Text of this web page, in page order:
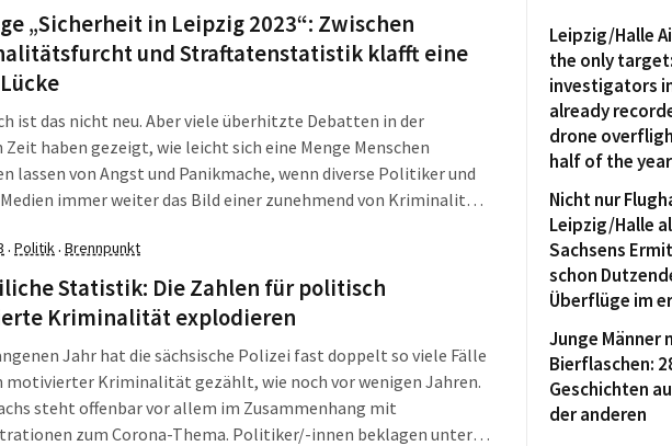
[…]
„Sicherheit in Leipzig 2023“: Zwischen
und Straftatenstatistik klafft eine
ist das nicht neu. Aber viele überhitzte Debatten in der
Zeit haben gezeigt, wie leicht sich eine Menge Menschen
lassen von Angst und Panikmache, wenn diverse Politiker und
immer weiter das Bild einer zunehmend von Kriminalität
mit der tatsächlichen […]
· Politik· Brennpunkt
Statistik: Die Zahlen für politisch
Kriminalität explodieren
Jahr hat die sächsische Polizei fast doppelt so viele Fälle
motivierter Kriminalität gezählt, wie noch vor wenigen Jahren.
steht offenbar vor allem im Zusammenhang mit
zum Corona-Thema. Politiker/-innen beklagen unter
Leipzig/Halle
the only target:
investigators
already
drone
half of the year
Nicht nur
Leipzig/Halle
Sachsens
schon
Überflüge im
Junge Männer
Bierflaschen:
Geschichten
der anderen